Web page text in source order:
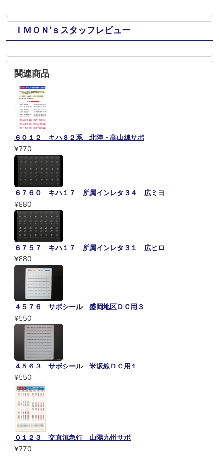
ＩＭＯＮ’ｓスタッフレビュー
関連商品
６０１２ キハ８２系 北陸・高山線サボ
¥770
６７６０ キハ１７ 所属インレタ３４ 広ミヨ
¥880
６７５７ キハ１７ 所属インレタ３１ 広ヒロ
¥880
４５７６ サボシール 盛岡地区ＤＣ用３
¥550
４５６３ サボシール 米坂線ＤＣ用１
¥550
６１２３ 交直流急行 山陽九州サボ
¥770